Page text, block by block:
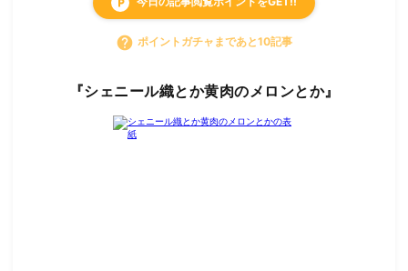
local_parking
help ポイントガチャまであと10記事
『シェニール織とか黄肉のメロンとか』